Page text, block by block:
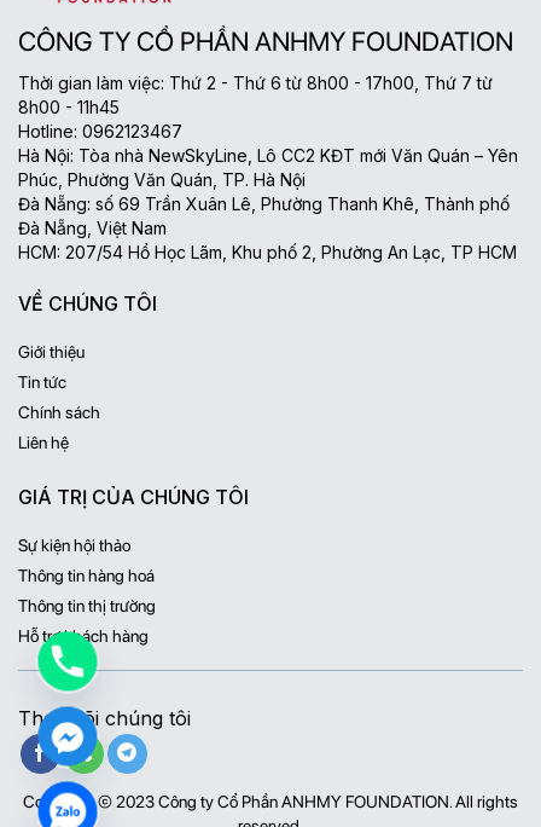
CÔNG TY CỔ PHẦN ANHMY FOUNDATION
Thời gian làm việc: Thứ 2 - Thứ 6 từ 8h00 - 17h00, Thứ 7 từ
8h00 - 11h45
Hotline: 0962123467
Hà Nội: Tòa nhà NewSkyLine, Lô CC2 KĐT mới Văn Quán – Yên
Phúc, Phường Văn Quán, TP. Hà Nội
Đà Nẵng: số 69 Trần Xuân Lê, Phường Thanh Khê, Thành phố
Đà Nẵng, Việt Nam
HCM: 207/54 Hồ Học Lãm, Khu phố 2, Phường An Lạc, TP HCM
VỀ CHÚNG TÔI
Giới thiệu
Tin tức
Chính sách
Liên hệ
GIÁ TRỊ CỦA CHÚNG TÔI
Sự kiện hội thảo
Thông tin hàng hoá
Thông tin thị trường
Hỗ trợ khách hàng
Theo dõi chúng tôi
Copyright © 2023 Công ty Cổ Phần ANHMY FOUNDATION. All rights